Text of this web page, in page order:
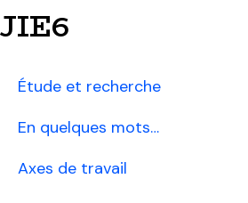
JIE6
Étude et recherche
En quelques mots…
Axes de travail